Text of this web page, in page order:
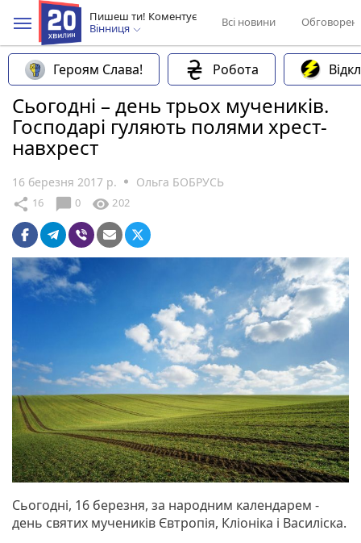
Пишеш ти! Коментує
Вінниця
Всі новини
Героям Слава! Робота
Сьогодні – день трьох мучеників.
Господарі гуляють полями хрест-
навхрест
16 березня 2017 р. Ольга БОБРУСЬ
share 16 chat_bubble 0 visibility 202
Сьогодні, 16 березня, за народним календарем -
день святих мучеників Євтропія, Кліоніка і Василіска.